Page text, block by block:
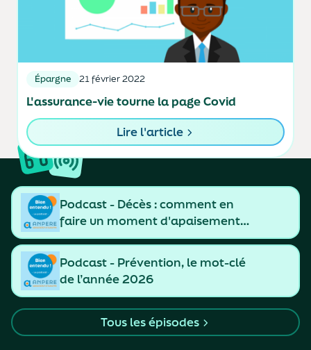
Épargne 21 février 2022
L'assurance-vie tourne la page Covid
Lire l'article
Podcast - Décès : comment en
faire un moment d'apaisement
et de resserrement des liens
Podcast - Prévention, le mot-clé
de l’année 2026
Tous les épisodes